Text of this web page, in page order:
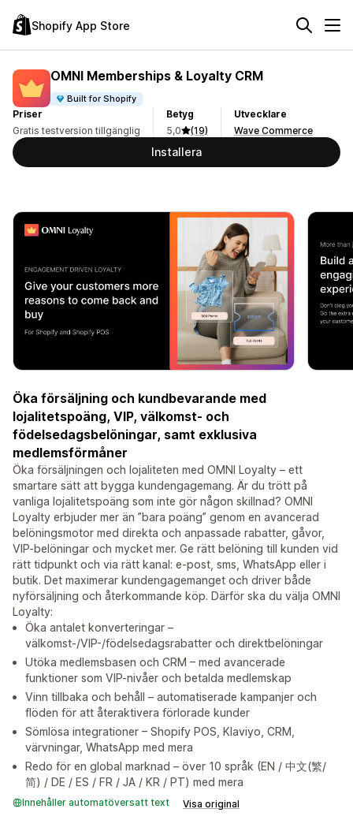
Shopify App Store
OMNI Memberships & Loyalty CRM
Built for Shopify
Priser
Gratis testversion tillgänglig
Betyg
5,0
(19)
Utvecklare
Wave Commerce
Installera
Öka försäljning och kundbevarande med
lojalitetspoäng, VIP, välkomst- och
födelsedagsbelöningar, samt exklusiva
medlemsförmåner
Öka försäljningen och lojaliteten med OMNI Loyalty – ett
smartare sätt att bygga kundengagemang. Är du trött på
vanliga lojalitetspoäng som inte gör någon skillnad? OMNI
Loyalty erbjuder mer än ”bara poäng” genom en avancerad
belöningsmotor med direkta och anpassade rabatter, gåvor,
VIP-belöningar och mycket mer. Ge rätt belöning till kunden vid
rätt tidpunkt och via rätt kanal: e-post, sms, WhatsApp eller i
butik. Det maximerar kundengagemanget och driver både
nyförsäljning och återkommande köp. Därför ska du välja OMNI
Loyalty:
Öka antalet konverteringar –
välkomst-/VIP-/födelsedagsrabatter och direktbelöningar
Utöka medlemsbasen och CRM – med avancerade
funktioner som VIP-nivåer och betalda medlemskap
Vinn tillbaka och behåll – automatiserade kampanjer och
flöden för att återaktivera förlorade kunder
Sömlösa integrationer – Shopify POS, Klaviyo, CRM,
värvningar, WhatsApp med mera
Redo för en global marknad – över 10 språk (EN / 中文(繁/
简) / DE / ES / FR / JA / KR / PT) med mera
Innehåller automatöversatt text Visa original